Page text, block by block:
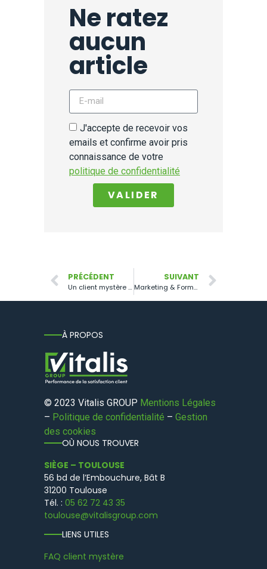
Ne ratez
aucun
article
J'accepte de recevoir vos
emails et confirme avoir pris
connaissance de votre
politique de confidentialité
VALIDER
PRÉCÉDENT
Un client mystère en pharmacie ?
SUIVANT
Marketing & Formation : Camille BOUDIE
À PROPOS
© 2023 Vitalis GROUP Mentions Légales
– Politique de confidentialité – Gestion
des cookies
OÙ NOUS TROUVER
SIÈGE – TOULOUSE
56 bd de l’Embouchure, Bât B
31200 Toulouse
Tél. : 05 62 72 43 35
toulouse@vitalisgroup.com
LIENS UTILES
FAQ client mystère